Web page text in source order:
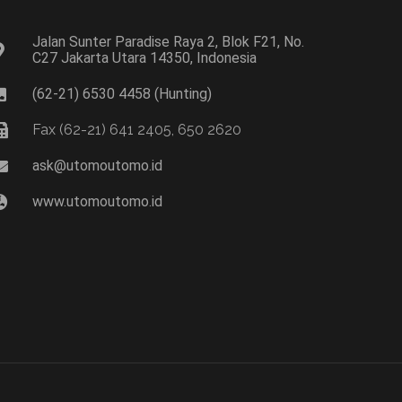
Jalan Sunter Paradise Raya 2, Blok F21, No.
C27 Jakarta Utara 14350, Indonesia
(62-21) 6530 4458 (Hunting)
Fax (62-21) 641 2405, 650 2620
ask@utomoutomo.id
www.utomoutomo.id